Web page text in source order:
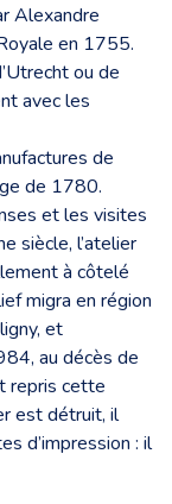
Alexandre
en 1755.
ou de
avec les
de
de 1780.
et les visites
siècle, l’atelier
à côtelé
migra en région
et
au décès de
repris cette
est détruit, il
d’impression : il